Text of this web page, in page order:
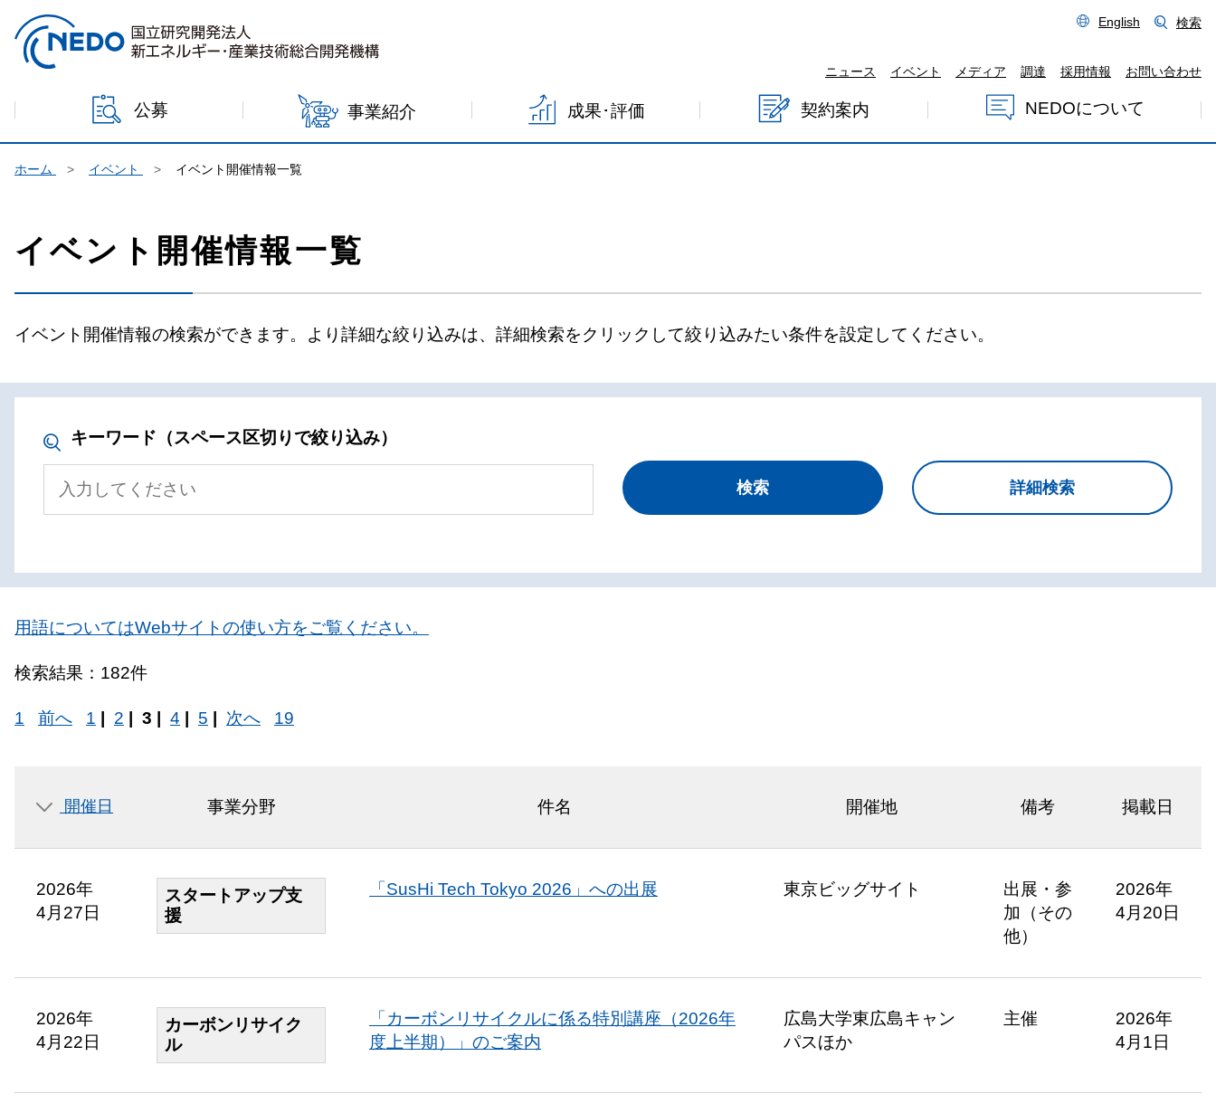
本文へジャンプ
English 検索
ニュース イベント メディア 調達 採用情報 お問い合わせ
公募 事業紹介 成果･評価 契約案内 NEDOについて
ホーム イベント イベント開催情報一覧
イベント開催情報一覧
イベント開催情報の検索ができます。より詳細な絞り込みは、詳細検索をクリックして絞り込みたい条件を設定してください。
キーワード（スペース区切りで絞り込み）
用語についてはWebサイトの使い方をご覧ください。
検索結果：182件
1 前へ 1 2 3 | 4 5 次へ 19
開催日 事業分野 件名 開催地 備考 掲載日
2026年
4月27日
スタートアップ支
援
「SusHi Tech Tokyo 2026」への出展 東京ビッグサイト
出展・参
加（その
他）
2026年
4月20日
2026年
4月22日
カーボンリサイク
ル​
「カーボンリサイクルに係る特別講座（2026年
度上半期）」のご案内
広島大学東広島キャン
パスほか
主催
2026年
4月1日